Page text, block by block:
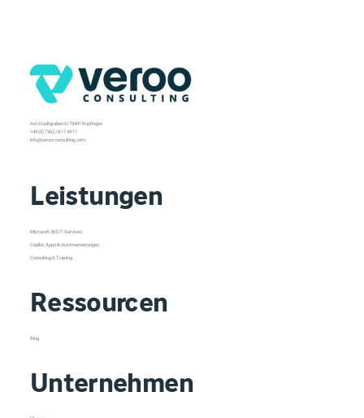
Leistungen
Microsoft 365 IT-Services
Copilot, Apps & Automatisierungen
Consulting & Training
Unternehmen
Ressourcen
Blog
Am Stadtgraben 6 | 73441 Bopfingen
+49 (0) 7362 / 8 17 49 11
info@veroo-consulting.com